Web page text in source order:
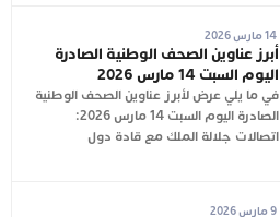
14 مارس 2026
أبرز عناوين الصحف الوطنية الصادرة
اليوم السبت 14 مارس 2026
في ما يلي عرض لأبرز عناوين الصحف الوطنية
الصادرة اليوم السبت 14 مارس 2026:
اتصالات جلالة الملك مع قادة دول
9 مارس 2026